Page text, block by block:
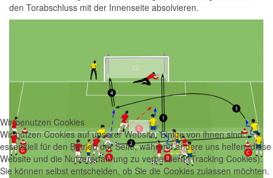
den Torabschluss mit der Innenseite absolvieren.
Wir benutzen Cookies
Wir nutzen Cookies auf unserer Website. Einige von ihnen sind
essenziell für den Betrieb der Seite, während andere uns helfen, diese
Website und die Nutzererfahrung zu verbessern (Tracking Cookies).
Sie können selbst entscheiden, ob Sie die Cookies zulassen möchten.